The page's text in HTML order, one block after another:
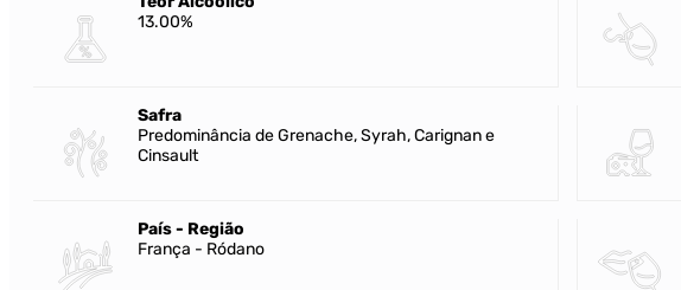
13.00%
Safra
Predominância de Grenache, Syrah, Carignan e
Cinsault
País - Região
França - Ródano